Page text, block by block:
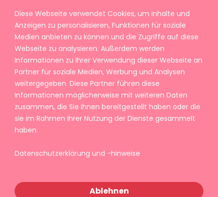
Diese Webseite verwendet Cookies, um Inhalte und
Anzeigen zu personalisieren, Funktionen für soziale
Medien anbieten zu können und die Zugriffe auf diese
Webseite zu analysieren. Außerdem werden
Informationen zu Ihrer Verwendung dieser Webseite an
Partner für soziale Medien, Werbung und Analysen
weitergegeben. Diese Partner führen diese
Informationen möglicherweise mit weiteren Daten
zusammen, die Sie ihnen bereitgestellt haben oder die
sie im Rahmen Ihrer Nutzung der Dienste gesammelt
haben.
Datenschutzerklärung und -hinweise
Ablehnen